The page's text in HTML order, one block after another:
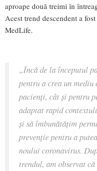
aproape două treimi în
Acest trend descendent a
MedLife.
„Încă de la începutul
pentru a crea un
pacienți, cât și pentru
adaptat rapid
și să îmbunătățim
prevenție pentru a
noului coronavirus.
trendul, am observat